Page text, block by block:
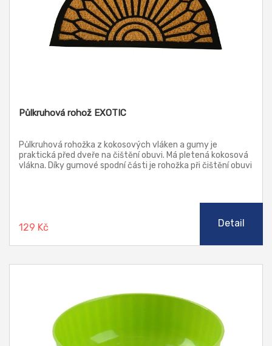
Půlkruhová rohož EXOTIC
Půlkruhová rohožka z kokosových vláken a gumy je
praktická před dveře na čištění obuvi. Má pletená kokosová
vlákna. Díky gumové spodní části je rohožka při čištění obuvi
129 Kč Detail